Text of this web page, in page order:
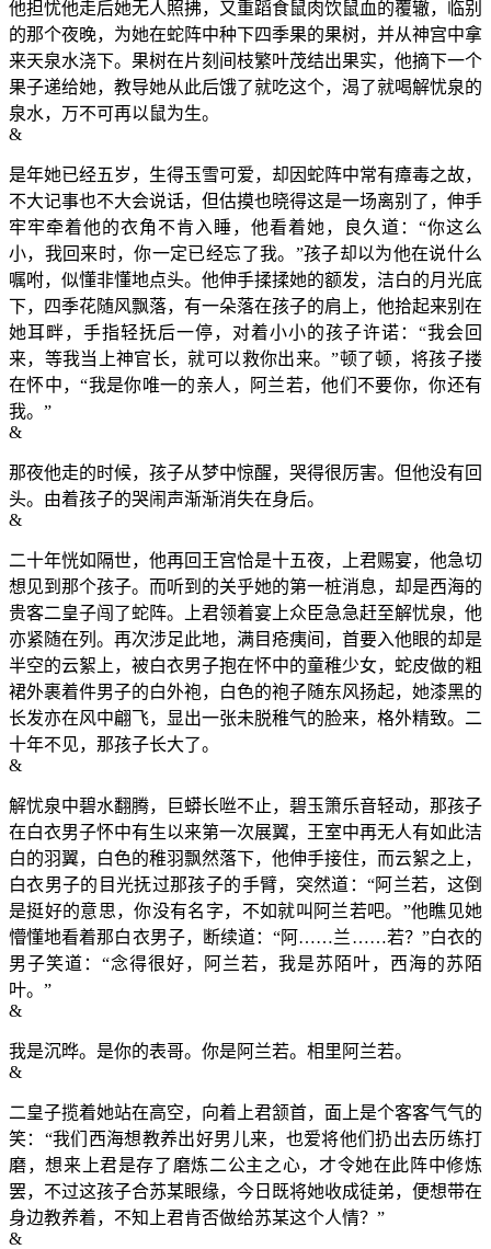
他担忧他走后她无人照拂，又重蹈食鼠肉饮鼠血的覆辙，临别
的那个夜晚，为她在蛇阵中种下四季果的果树，并从神宫中拿
来天泉水浇下。果树在片刻间枝繁叶茂结出果实，他摘下一个
果子递给她，教导她从此后饿了就吃这个，渴了就喝解忧泉的
泉水，万不可再以鼠为生。
&
是年她已经五岁，生得玉雪可爱，却因蛇阵中常有瘴毒之故，
不大记事也不大会说话，但估摸也晓得这是一场离别了，伸手
牢牢牵着他的衣角不肯入睡，他看着她，良久道：“你这么
小，我回来时，你一定已经忘了我。”孩子却以为他在说什么
嘱咐，似懂非懂地点头。他伸手揉揉她的额发，洁白的月光底
下，四季花随风飘落，有一朵落在孩子的肩上，他拾起来别在
她耳畔，手指轻抚后一停，对着小小的孩子许诺：“我会回
来，等我当上神官长，就可以救你出来。”顿了顿，将孩子搂
在怀中，“我是你唯一的亲人，阿兰若，他们不要你，你还有
我。”
&
那夜他走的时候，孩子从梦中惊醒，哭得很厉害。但他没有回
头。由着孩子的哭闹声渐渐消失在身后。
&
二十年恍如隔世，他再回王宫恰是十五夜，上君赐宴，他急切
想见到那个孩子。而听到的关乎她的第一桩消息，却是西海的
贵客二皇子闯了蛇阵。上君领着宴上众臣急急赶至解忧泉，他
亦紧随在列。再次涉足此地，满目疮痍间，首要入他眼的却是
半空的云絮上，被白衣男子抱在怀中的童稚少女，蛇皮做的粗
裙外裹着件男子的白外袍，白色的袍子随东风扬起，她漆黑的
长发亦在风中翩飞，显出一张未脱稚气的脸来，格外精致。二
十年不见，那孩子长大了。
&
解忧泉中碧水翻腾，巨蟒长咝不止，碧玉箫乐音轻动，那孩子
在白衣男子怀中有生以来第一次展翼，王室中再无人有如此洁
白的羽翼，白色的稚羽飘然落下，他伸手接住，而云絮之上，
白衣男子的目光抚过那孩子的手臂，突然道：“阿兰若，这倒
是挺好的意思，你没有名字，不如就叫阿兰若吧。”他瞧见她
懵懂地看着那白衣男子，断续道：“阿……兰……若？”白衣的
男子笑道：“念得很好，阿兰若，我是苏陌叶，西海的苏陌
叶。”
&
我是沉晔。是你的表哥。你是阿兰若。相里阿兰若。
&
二皇子揽着她站在高空，向着上君颔首，面上是个客客气气的
笑：“我们西海想教养出好男儿来，也爱将他们扔出去历练打
磨，想来上君是存了磨炼二公主之心，才令她在此阵中修炼
罢，不过这孩子合苏某眼缘，今日既将她收成徒弟，便想带在
身边教养着，不知上君肯否做给苏某这个人情？”
&